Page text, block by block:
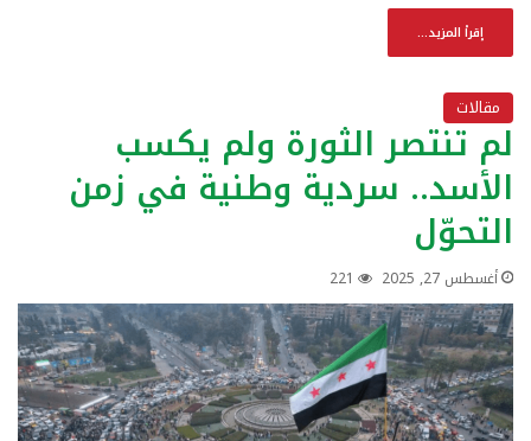
إقرأ المزيد...
مقالات
لم تنتصر الثورة ولم يكسب
الأسد.. سردية وطنية في زمن
التحوّل
أغسطس 27, 2025 221